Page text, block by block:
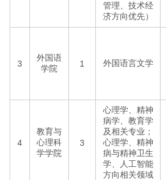
管理、技术经
济方向优先）
3
外国语
学院
1 外国语言文学
4
教育与
心理科
学学院
3
心理学、精神
病学、教育学
及相关专业；
心理学、精神
病与精神卫生
学、人工智能
方向相关领域